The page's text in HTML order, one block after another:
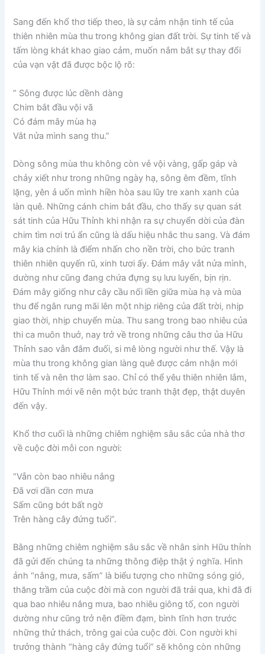
Sang đến khổ thơ tiếp theo, là sự cảm nhận tinh tế của
thiên nhiên mùa thu trong không gian đất trời. Sự tinh tế và
tấm lòng khát khao giao cảm, muốn nắm bắt sự thay đổi
của vạn vật đã được bộc lộ rõ:
” Sông được lúc dềnh dàng
Chim bắt đầu vội vã
Có đám mây mùa hạ
Vắt nửa mình sang thu.”
Dòng sông mùa thu không còn vẻ vội vàng, gấp gáp và
chảy xiết như trong những ngày hạ, sông êm đềm, tĩnh
lặng, yên ả uốn mình hiền hòa sau lũy tre xanh xanh của
làn quê. Những cánh chim bắt đầu, cho thấy sự quan sát
sát tinh của Hữu Thỉnh khi nhận ra sự chuyển dời của đàn
chim tìm nơi trú ẩn cũng là dấu hiệu nhắc thu sang. Và đám
mây kia chính là điểm nhấn cho nền trời, cho bức tranh
thiên nhiên quyến rũ, xinh tươi ấy. Đám mây vắt nửa mình,
dường như cũng đang chứa đựng sụ lưu luyến, bịn rịn.
Đám mây giống như cây cầu nối liền giữa mùa hạ và mùa
thu để ngân rung mãi lên một nhịp riêng của đất trời, nhịp
giao thời, nhịp chuyển mùa. Thu sang trong bao nhiêu của
thi ca muôn thuở, nay trở về trong những câu thơ ủa Hữu
Thỉnh sao vẫn đắm đuối, si mê lòng người như thế. Vậy là
mùa thu trong không gian làng quê được cảm nhận mới
tinh tế và nên thơ làm sao. Chỉ có thể yêu thiên nhiên lắm,
Hữu Thỉnh mới vẽ nên một bức tranh thật đẹp, thật duyên
đến vậy.
Khổ thơ cuối là những chiêm nghiệm sâu sắc của nhà thơ
về cuộc đời mỗi con người:
“Vẫn còn bao nhiêu nắng
Đã vơi dần cơn mưa
Sấm cũng bớt bất ngờ
Trên hàng cây đứng tuổi”.
Bằng những chiêm nghiệm sâu sắc về nhân sinh Hữu thỉnh
đã gửi đến chúng ta những thông điệp thật ý nghĩa. Hình
ảnh “nắng, mưa, sấm” là biểu tượng cho những sóng gió,
thăng trầm của cuộc đời mà con người đã trải qua, khi đã đi
qua bao nhiêu nắng mưa, bao nhiêu giông tố, con người
dường như cũng trở nên điềm đạm, bình tĩnh hơn trước
những thử thách, trông gai của cuộc đời. Con người khi
trưởng thành “hàng cây đứng tuổi” sẽ không còn những